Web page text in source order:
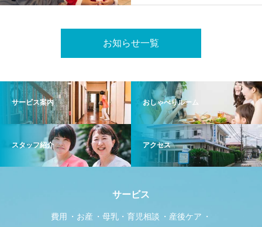
お知らせ一覧
サービス案内 おしゃべりルーム
スタッフ紹介 アクセス
サービス
費用 お産 母乳・育児相談
産後ケア